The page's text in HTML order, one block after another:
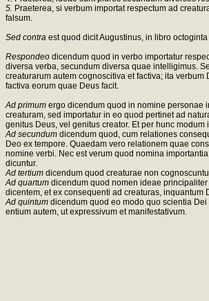
5. Praeterea, si verbum importat respectum ad
falsum.
Sed contra est quod dicit Augustinus, in libro
Respondeo dicendum quod in verbo importatur
diversa verba, secundum diversa quae intelligimus.
creaturarum autem cognoscitiva et factiva; ita
factiva eorum quae Deus facit.
Ad primum ergo dicendum quod in nomine personae
creaturam, sed importatur in eo quod pertinet ad
genitus Deus, vel genitus creator. Et per hunc
Ad secundum dicendum quod, cum relationes
Deo ex tempore. Quaedam vero relationem quae
nomine verbi. Nec est verum quod nomina
dicuntur.
Ad tertium dicendum quod creaturae non
Ad quartum dicendum quod nomen ideae
dicentem, et ex consequenti ad creaturas, inquantum
Ad quintum dicendum quod eo modo quo scientia
entium autem, ut expressivum et manifestativum.